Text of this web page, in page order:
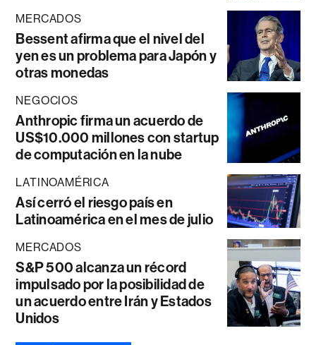
MERCADOS
Bessent afirma que el nivel del
yen es un problema para Japón y
otras monedas
NEGOCIOS
Anthropic firma un acuerdo de
US$10.000 millones con startup
de computación en la nube
LATINOAMÉRICA
Así cerró el riesgo país en
Latinoamérica en el mes de julio
MERCADOS
S&P 500 alcanza un récord
impulsado por la posibilidad de
un acuerdo entre Irán y Estados
Unidos